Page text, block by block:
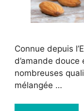
Connue depuis
d’amande
nombreuses
mélangée …